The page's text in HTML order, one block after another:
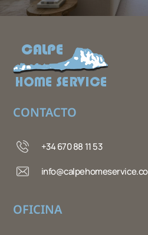
CONTACTO
+34 670 88 11 53
OFICINA